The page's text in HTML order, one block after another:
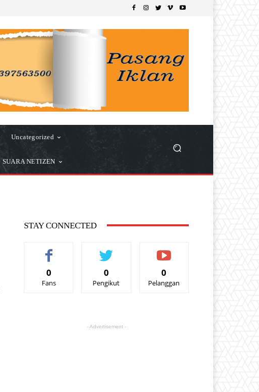
Uncategorized
SUARA NETIZEN
STAY CONNECTED
0
Fans
0
Pengikut
0
Pelanggan
- Advertisement -